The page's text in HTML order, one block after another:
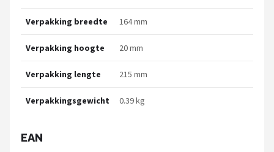
Verpakking breedte 164 mm
Verpakking hoogte 20 mm
Verpakking lengte 215 mm
Verpakkingsgewicht 0.39 kg
EAN